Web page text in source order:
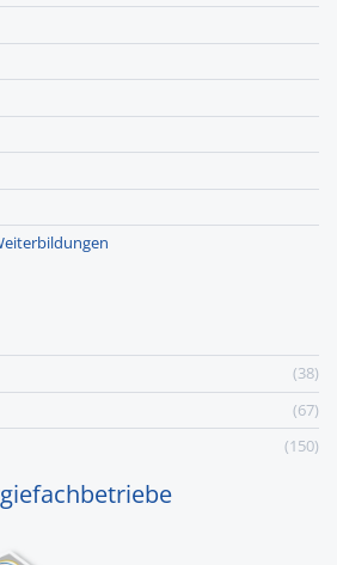
(38)
(67)
(150)